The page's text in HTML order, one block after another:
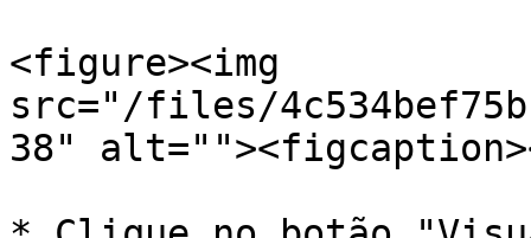
<figure><img
src="/files/
38"